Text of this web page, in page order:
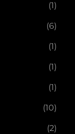
(1)
(6)
(1)
(1)
(1)
(10)
(2)